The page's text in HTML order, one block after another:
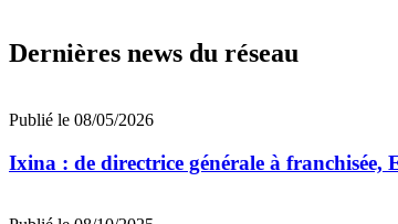
Dernières news du réseau
Publié le 08/05/2026
Ixina : de directrice générale à franchisée,